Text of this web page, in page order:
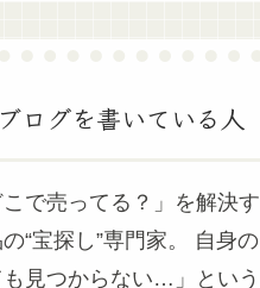
ログを書いている人
で売ってる？」を解決す
“宝探し”専門家。 自身の
も見つからない…」という